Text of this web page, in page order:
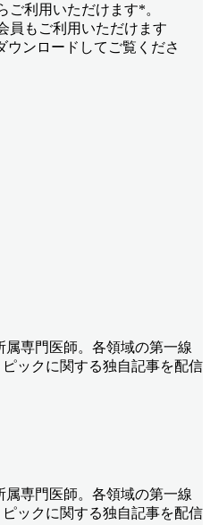
ご利用いただけます*。
員もご利用いただけます
ンロードしてご覧くださ
属専門医師。各領域の第一線
ックに関する独自記事を配信
属専門医師。各領域の第一線
ックに関する独自記事を配信